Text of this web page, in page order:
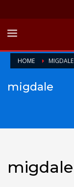
HOME MIGDALE
migdale
migdale